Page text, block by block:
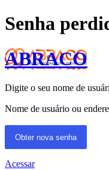
Senha
ABRACO
Digite o seu nome de
Nome de usuário ou
Acessar